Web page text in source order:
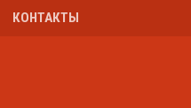
КОНТАКТЫ